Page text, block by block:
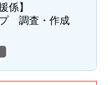
係】
調査・作成